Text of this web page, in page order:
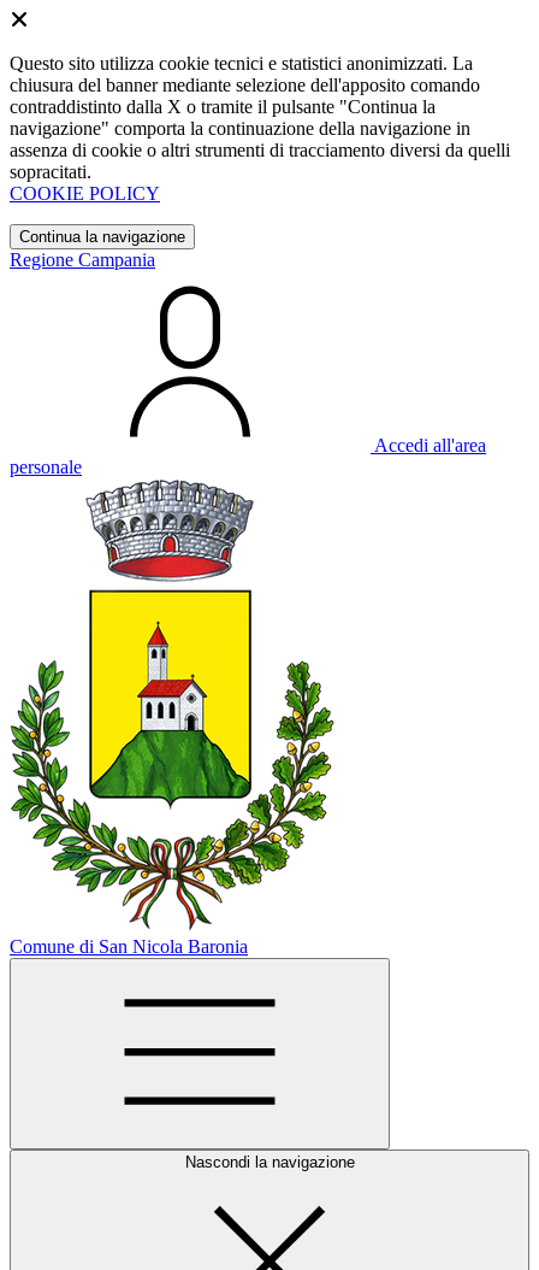
Questo sito utilizza cookie tecnici e statistici anonimizzati. La
chiusura del banner mediante selezione dell'apposito comando
contraddistinto dalla X o tramite il pulsante "Continua la
navigazione" comporta la continuazione della navigazione in
assenza di cookie o altri strumenti di tracciamento diversi da quelli
sopracitati.
COOKIE POLICY
Continua la navigazione
Regione Campania
Accedi all'area
personale
Comune di San Nicola Baronia
Nascondi la navigazione